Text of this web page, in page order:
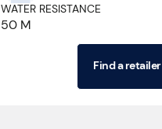
WATER RESISTANCE
50 M
Find a retailer